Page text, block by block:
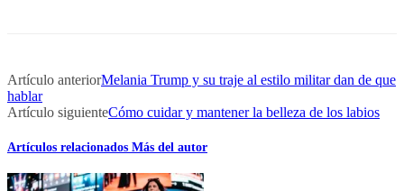
Artículo anteriorMelania Trump y su traje al estilo militar dan de que
hablar
Artículo siguienteCómo cuidar y mantener la belleza de los labios
Artículos relacionados Más del autor